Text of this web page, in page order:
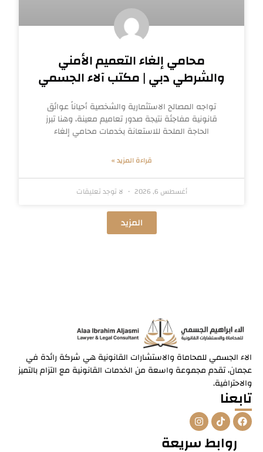
محامي إلغاء التعميم الأمني
والشرطي دبي | مكتب آلاء الجسمي
تواجه المصالح الاستثمارية والشخصية أحياناً عوائق
قانونية مفاجئة نتيجة صدور تعاميم معينة، وهنا تبرز
الحاجة الملحة للاستعانة بخدمات محامي إلغاء
قراءة المزيد »
أغسطس 6, 2026 لا توجد تعليقات
المزيد
الاء الجسمي للمحاماة والاستشارات القانونية هي شركة رائدة في
عجمان، تقدم مجموعة واسعة من الخدمات القانونية مع التزام بالتميز
والاحترافية.
تابعنا
F
a
c
T
i
k
t
I
n
s
t
روابط سريعة